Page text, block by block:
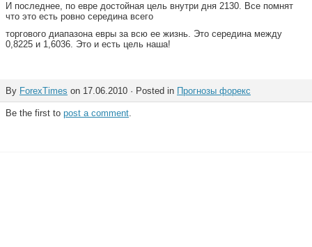
И последнее, по евре достойная цель внутри дня 2130. Все помнят
что это есть ровно середина всего
торгового диапазона евры за всю ее жизнь. Это середина между
0,8225 и 1,6036. Это и есть цель наша!
By ForexTimes on 17.06.2010 · Posted in Прогнозы форекс
Be the first to post a comment.